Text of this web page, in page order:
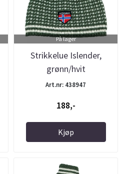
På lager
Strikkelue Islender,
grønn/hvit
Art.nr: 438947
188,-
Kjøp